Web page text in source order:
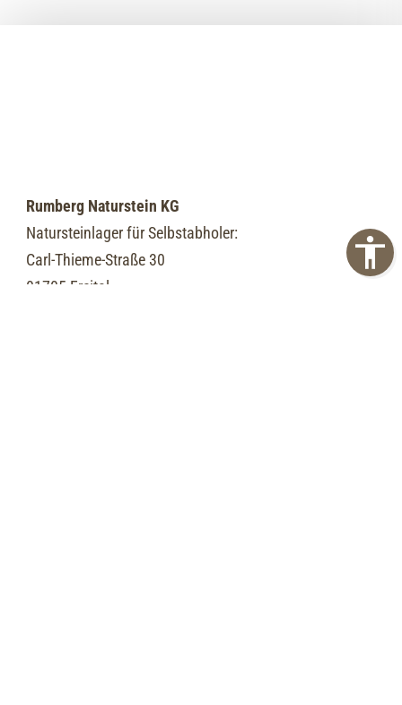
Rumberg Naturstein KG
Natursteinlager für Selbstabholer:
Carl-Thieme-Straße 30
01705 Freital